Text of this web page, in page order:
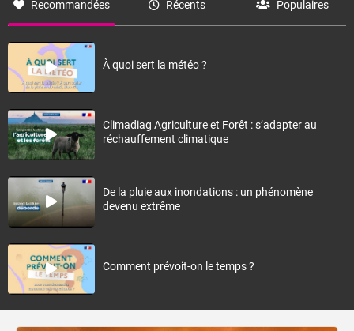
Recommandées Récents Populaires
À quoi sert la météo ?
Climadiag Agriculture et Forêt : s’adapter au
réchauffement climatique
De la pluie aux inondations : un phénomène
devenu extrême
Comment prévoit-on le temps ?